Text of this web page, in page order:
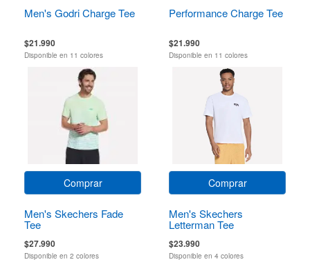
Men's Godri Charge Tee
$21.990
Disponible en 11 colores
Performance Charge Tee
$21.990
Disponible en 11 colores
Comprar
Men's Skechers Fade
Tee
$27.990
Disponible en 2 colores
Comprar
Men's Skechers
Letterman Tee
$23.990
Disponible en 4 colores